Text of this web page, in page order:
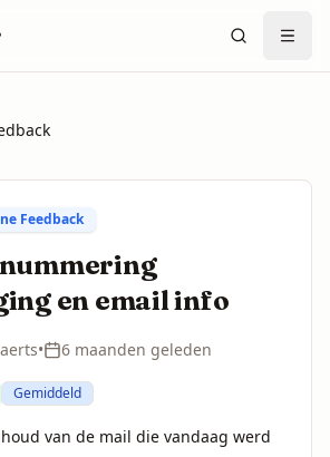
Feedback
en email info
• 6 maanden geleden
Gemiddeld
van de mail die vandaag werd